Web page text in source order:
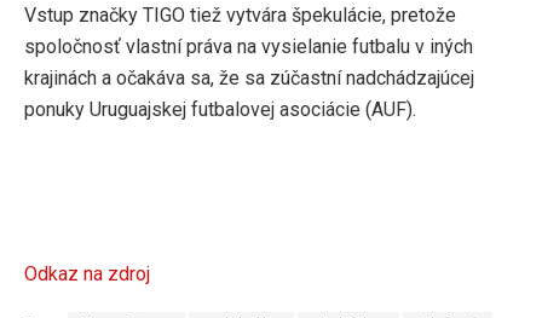
Vstup značky TIGO tiež vytvára špekulácie, pretože
spoločnosť vlastní práva na vysielanie futbalu v iných
krajinách a očakáva sa, že sa zúčastní nadchádzajúcej
ponuky Uruguajskej futbalovej asociácie (AUF).
Odkaz na zdroj